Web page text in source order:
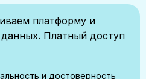
платформу и
Платный доступ
и достоверность